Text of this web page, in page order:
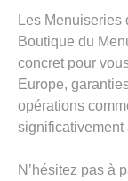
Les Menuiseries
Boutique du
concret pour
Europe,
opérations
significativement
N’hésitez pas à